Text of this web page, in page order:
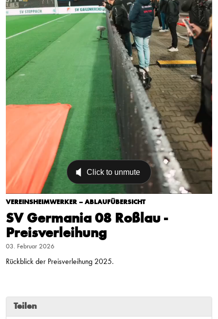
VEREINSHEIMWERKER – ABLAUFÜBERSICHT
SV Germania 08 Roßlau -
Preisverleihung
03. Februar 2026
Rückblick der Preisverleihung 2025.
Teilen